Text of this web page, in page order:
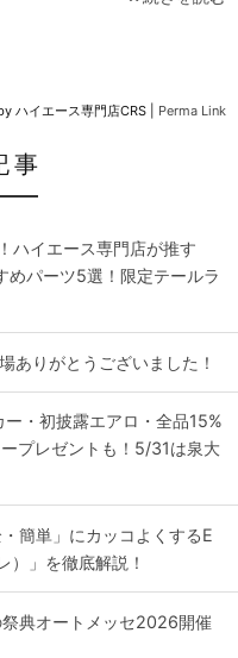
ハイエース専門店CRS Perma Link
事
ハイエース専門店が推す
めパーツ5選！限定テールラ
ありがとうございました！
・初披露エアロ・全品15%
プレゼントも！5/31は泉大
簡単」にカッコよくするE
）」を徹底解説！
祭典オートメッセ2026開催